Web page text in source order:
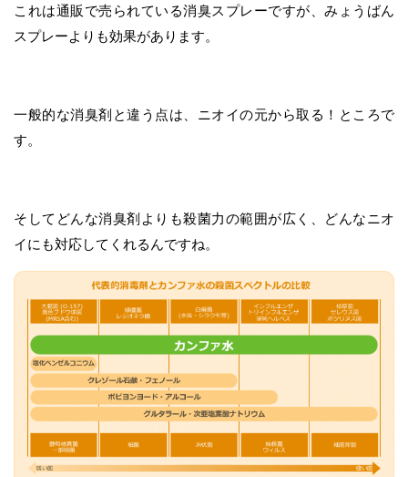
これは通販で売られている消臭スプレーですが、みょうばん
スプレーよりも効果があります。
一般的な消臭剤と違う点は、ニオイの元から取る！ところで
す。
そしてどんな消臭剤よりも殺菌力の範囲が広く、どんなニオ
イにも対応してくれるんですね。